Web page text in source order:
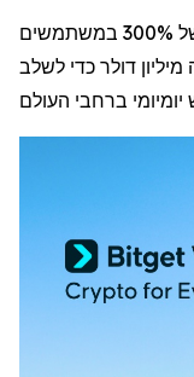
עם גיבוי בדמות גידול של 300% במשתמשים, Bitget Wallet
דולר כדי לשלב
ברחבי העולם